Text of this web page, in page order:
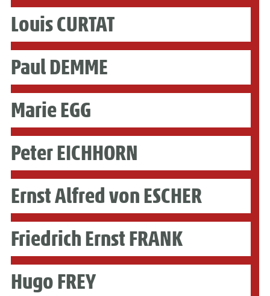
Louis CURTAT
Paul DEMME
Marie EGG
Peter EICHHORN
Ernst Alfred von ESCHER
Friedrich Ernst FRANK
Hugo FREY